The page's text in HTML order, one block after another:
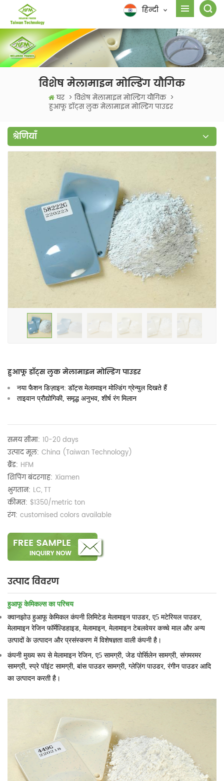
हिन्दी
विशेष मेलामाइन मोल्डिंग यौगिक
घर > विशेष मेलामाइन मोल्डिंग यौगिक >
हुआफू डॉट्स लुक मेलामाइन मोल्डिंग पाउडर
श्रेणियाँ
हुआफू डॉट्स लुक मेलामाइन मोल्डिंग पाउडर
नया फैशन डिज़ाइन: डॉट्स मेलामाइन मोल्डिंग ग्रेन्युल दिखते हैं
ताइवान प्रौद्योगिकी, समृद्ध अनुभव, शीर्ष रंग मिलान
समय सीमा: 10-20 days
उत्पाद मूल: China (Taiwan Technology)
ब्रैंड: HFM
शिपिंग बंदरगाह: Xiamen
भुगतान: LC, TT
कीमत: $1350/metric ton
रंग: customised colors available
उत्पाद विवरण
हुआफू केमिकल्स का परिचय
क्वानझोउ हुआफू केमिकल कंपनी लिमिटेड मेलामाइन पाउडर, ए5 मटेरियल पाउडर,
मेलामाइन रेजिन फॉर्मेल्डिहाइड, मेलामाइन, मेलामाइन टेबलवेयर कच्चे माल और अन्य
उत्पादों के उत्पादन और प्रसंस्करण में विशेषज्ञता वाली कंपनी है।
कंपनी मुख्य रूप से मेलामाइन रेजिन, ए5 सामग्री, जेड पोर्सिलेन सामग्री, संगमरमर
सामग्री, स्प्रे पॉइंट सामग्री, बांस पाउडर सामग्री, ग्लेज़िंग पाउडर, रंगीन पाउडर आदि
का उत्पादन करती है।